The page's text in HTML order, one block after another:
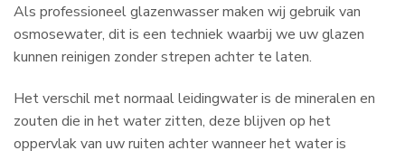
Als professioneel glazenwasser maken wij gebruik van
osmosewater, dit is een techniek waarbij we uw glazen
kunnen reinigen zonder strepen achter te laten.
Het verschil met normaal leidingwater is de mineralen en
zouten die in het water zitten, deze blijven op het
oppervlak van uw ruiten achter wanneer het water is